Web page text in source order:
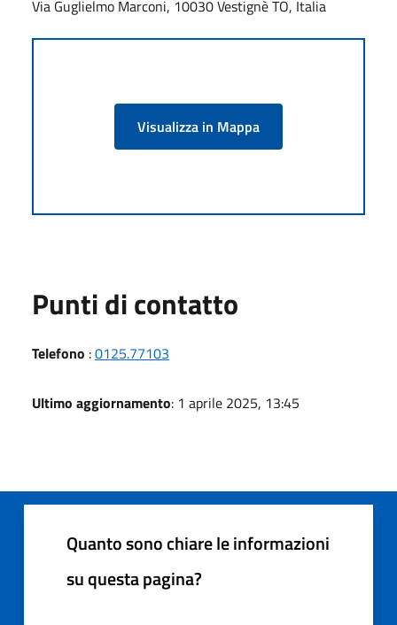
Via Guglielmo Marconi, 10030 Vestignè TO, Italia
Visualizza in Mappa
Punti di contatto
Telefono :0125.77103
Ultimo aggiornamento: 1 aprile 2025, 13:45
Quanto sono chiare le informazioni
su questa pagina?